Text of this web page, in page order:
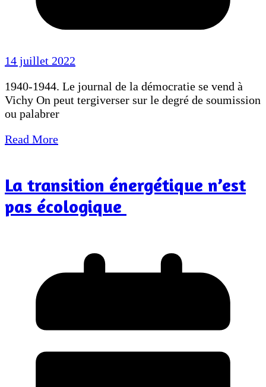
14 juillet 2022
1940-1944. Le journal de la démocratie se vend à
Vichy On peut tergiverser sur le degré de soumission
ou palabrer
Read More
La transition énergétique n’est
pas écologique